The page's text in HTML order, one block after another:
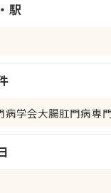
駅
病学会大腸肛門病専